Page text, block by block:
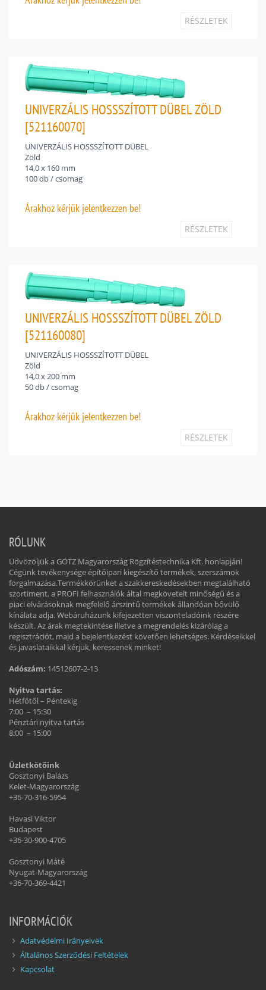
RÉSZLETEK
UNIVERZÁLIS HOSSSZÍTOTT DÜBEL ZÖLD
[521160070]
UNIVERZÁLIS HOSSSZÍTOTT DÜBEL
Zöld
14,0 x 160 mm
100 db / csomag
Árakhoz kérjük jelentkezzen be!
RÉSZLETEK
UNIVERZÁLIS HOSSSZÍTOTT DÜBEL ZÖLD
[521160080]
UNIVERZÁLIS HOSSSZÍTOTT DÜBEL
Zöld
14,0 x 200 mm
50 db / csomag
Árakhoz kérjük jelentkezzen be!
RÉSZLETEK
RÓLUNK
Üdvözöljük a GÖTZ Magyarország Rögzítéstechnika Kft. honlapján!
Cégünk tevékenysége építőipari kiegészítő termékek, szerszámok
forgalmazása.Termékkörünket a szakkereskedésekben megtalálható
szortiment, a PROFI felhasználók által megkövetelt minőségű és a
piaci elvárásoknak megfelelő árszintű termékek állandóan bővülő
kínálata adja. Webáruházunk kifejezetten viszonteladóink részére
készült. Az árak megtekintése illetve a megrendelés kizárólag a
regisztrációt, majd a bejelentkezést követően lehetséges. Kérdéseikkel
és javaslataikkal kérjük, keressenek minket!
Adószám: 14512607-2-13
Nyitva tartás:
Hétfőtől – Péntekig
7:00 – 15:30
Pénztári nyitva tartás
8:00 – 15:00
Üzletkötőink
Gosztonyi Balázs
Kelet-Magyarország
+36-70-316-5954
Havasi Viktor
Budapest
+36-30-900-4705
Gosztonyi Máté
Nyugat-Magyarország
+36-70-369-4421
INFORMÁCIÓK
Adatvédelmi Irányelvek
Általános Szerződési Feltételek
Kapcsolat